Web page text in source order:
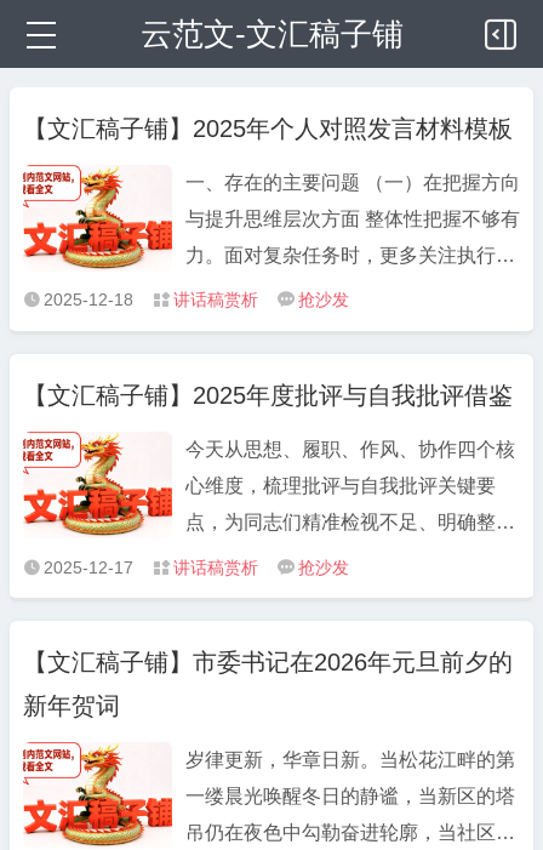
云范文-文汇稿子铺
【文汇稿子铺】2025年个人对照发言材料模板
一、存在的主要问题 （一）在把握方向
与提升思维层次方面 整体性把握不够有
力。面对复杂任务时，更多关注执行层
面的推进，对于背后的逻辑关系、系统
目标和长远影响的思考不够深入，宏观
度不足。对于先进理念和规范要求，虽
然能够理解其要义，但在结合具体工作
时，转化举措不够丰富，创新性不足，
推动落地的力度也有提升空间。 （二）
性不够稳定。在工作节奏紧、任务密集
的时期，容易把学习往后排，主动钻研
业务、拓宽知识面的习惯不够持续，深
体现到方案设计、问题研判和执行质量
上，对理论与实践结合的路径探索不
够，导致学习效果未充分显现。
 2025-12-18  讲话稿赏析  抢沙发
【文汇稿子铺】2025年度批评与自我批评借鉴
今天从思想、履职、作风、协作四个核
心维度，梳理批评与自我批评关键要
点，为同志们精准检视不足、明确整改
方向提供实践借鉴。一、思想认识：在
“学用贯通”上存在短板，理论指导实践
的创新理论学习多满足于“读过学过”，
政策理解不透彻，未能快速找准落实路
 2025-12-17  讲话稿赏析  抢沙发
【文汇稿子铺】市委书记在2026年元旦前夕的
新年贺词
岁律更新，华章日新。当松花江畔的第
一缕晨光唤醒冬日的静谧，当新区的塔
吊仍在夜色中勾勒奋进轮廓，当社区网